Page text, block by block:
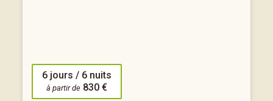
6 jours / 6 nuits
à partir de 830 €